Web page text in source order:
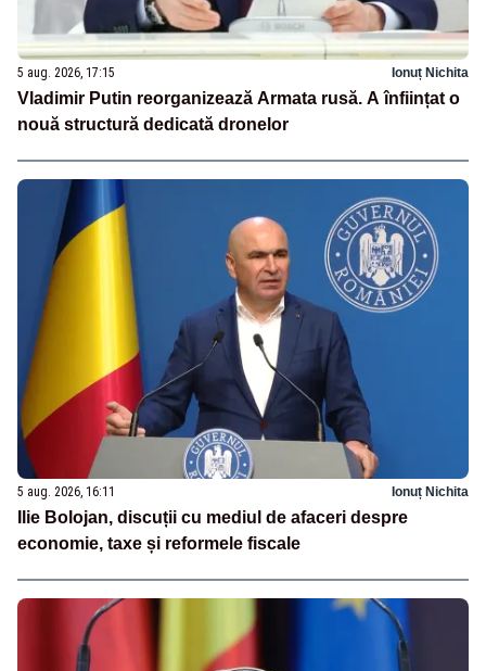
5 aug. 2026, 17:15 Ionuț Nichita
Vladimir Putin reorganizează Armata rusă. A înființat o
nouă structură dedicată dronelor
5 aug. 2026, 16:11 Ionuț Nichita
Ilie Bolojan, discuții cu mediul de afaceri despre
economie, taxe și reformele fiscale